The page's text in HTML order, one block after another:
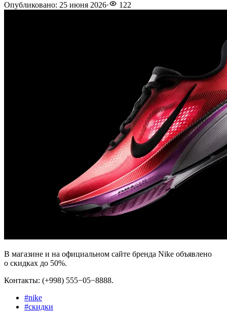
Опубликовано: 25 июня 2026· 122
В магазине и на официальном сайте бренда Nike объявлено
о скидках до 50%.
Контакты: (+998) 555−05−8888.
#nike
#скидки